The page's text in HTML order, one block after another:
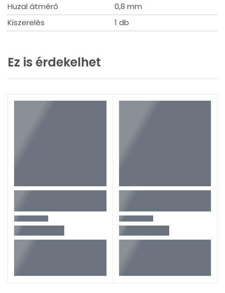
Huzal átmérő
0,8 mm
Kiszerelés
1 db
Ez is érdekelhet